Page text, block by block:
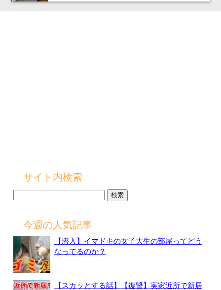
サイト内検索
今週の人気記事
【潜入】イマドキの女子大生の部屋ってどう
なってるのか？
【スカッとする話】【復讐】実家近所で新居